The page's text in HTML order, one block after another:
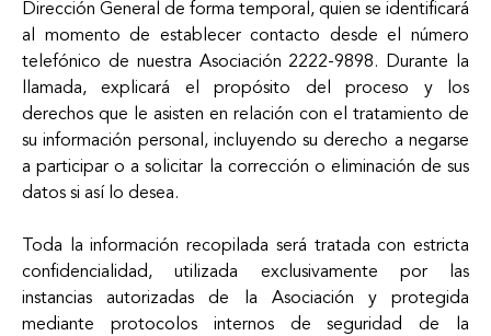
Dirección General de forma temporal, quien se identificará
al momento de establecer contacto desde el número
telefónico de nuestra Asociación 2222-9898. Durante la
llamada, explicará el propósito del proceso y los
derechos que le asisten en relación con el tratamiento de
su información personal, incluyendo su derecho a negarse
a participar o a solicitar la corrección o eliminación de sus
datos si así lo desea.
Toda la información recopilada será tratada con estricta
confidencialidad, utilizada exclusivamente por las
instancias autorizadas de la Asociación y protegida
mediante protocolos internos de seguridad de la